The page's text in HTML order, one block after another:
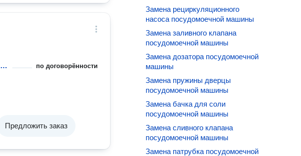
Ремонт электронного модуля управления посудомоечной машины по договорённости
Предложить заказ
Замена рециркуляционного
насоса посудомоечной машины
Замена заливного клапана
посудомоечной машины
Замена дозатора посудомоечной
машины
Замена пружины дверцы
посудомоечной машины
Замена бачка для соли
посудомоечной машины
Замена сливного клапана
посудомоечной машины
Замена патрубка посудомоечной